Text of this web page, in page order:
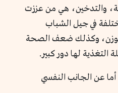
والتدخين، هي من عززت
في جيل الشباب
الوزن، وكذلك ضعف الصحة
التغذية لها دور كبير.
عن الجانب النفسي